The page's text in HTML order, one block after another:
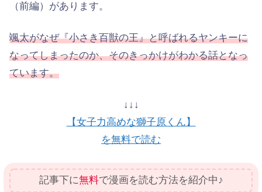
（前編）があります。
颯太がなぜ『小さき百獣の王』と呼ばれるヤンキーに
なってしまったのか、そのきっかけがわかる話となっ
ています。
↓↓↓
【女子力高めな獅子原くん】
を無料で読む
記事下に無料で漫画を読む方法を紹介中♪